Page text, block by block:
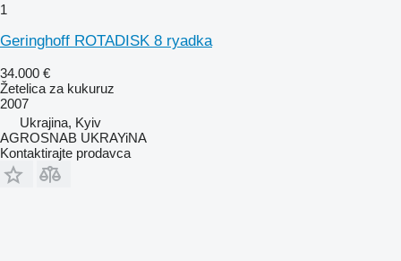
1
Geringhoff ROTADISK 8 ryadka
34.000 €
Žetelica za kukuruz
2007
Ukrajina, Kyiv
AGROSNAB UKRAYiNA
Kontaktirajte prodavca